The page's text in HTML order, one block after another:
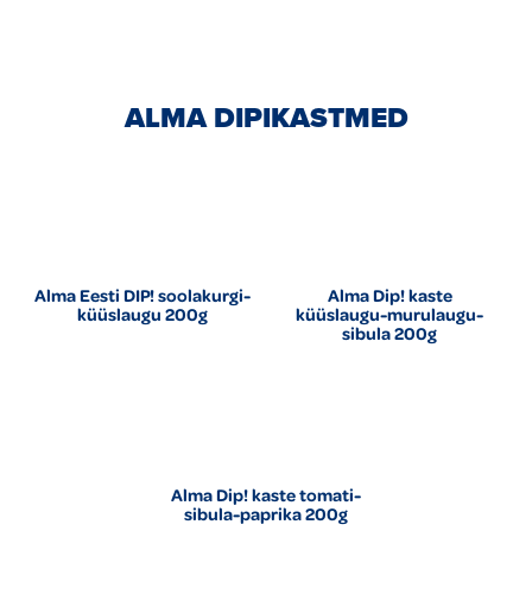
ALMA DIPIKASTMED
Alma Eesti DIP! soolakurgi-
küüslaugu 200g
Alma Dip! kaste
küüslaugu-murulaugu-
sibula 200g
Alma Dip! kaste tomati-
sibula-paprika 200g